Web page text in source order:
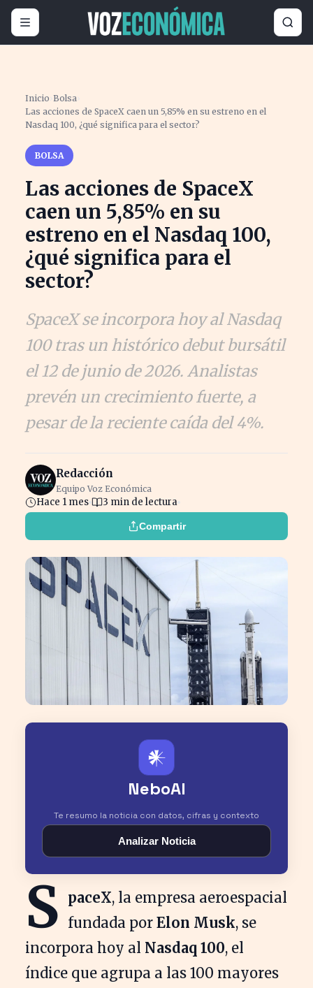
Inicio ›Bolsa›
Las acciones de SpaceX caen un 5,85% en su estreno en el
Nasdaq 100, ¿qué significa para el sector?
BOLSA
Las acciones de SpaceX
caen un 5,85% en su
estreno en el Nasdaq 100,
¿qué significa para el
sector?
SpaceX se incorpora hoy al Nasdaq
100 tras un histórico debut bursátil
el 12 de junio de 2026. Analistas
prevén un crecimiento fuerte, a
pesar de la reciente caída del 4%.
Redacción
Equipo Voz Económica
Hace 1 mes 3 min de lectura
Compartir
𒀭
NeboAI
Te resumo la noticia con datos, cifras y contexto
Analizar Noticia
S paceX, la empresa aeroespacial
fundada por Elon Musk, se
incorpora hoy al Nasdaq 100, el
índice que agrupa a las 100 mayores